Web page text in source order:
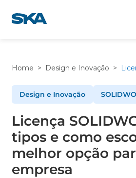
para
Home > Design e Inovação >
Design e Inovação
Licença
tipos e como
melhor opção
empresa